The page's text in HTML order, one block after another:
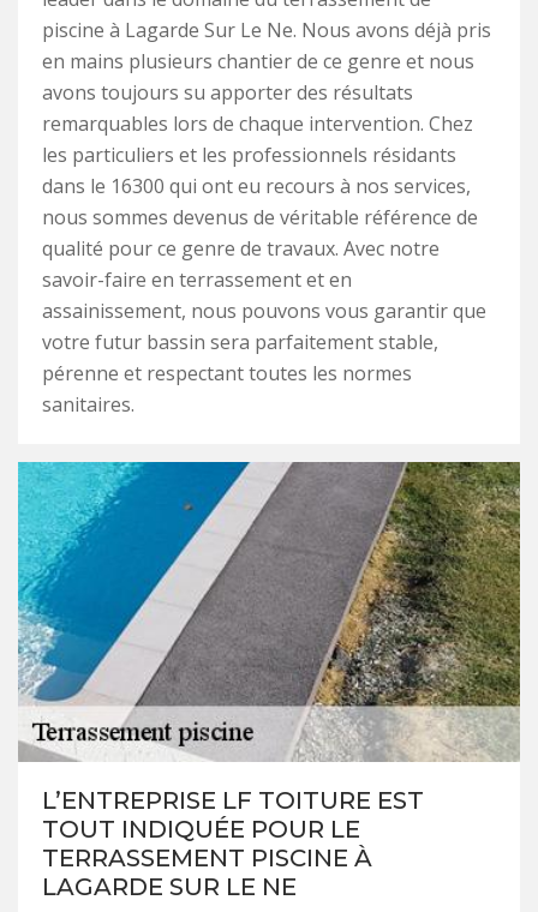
piscine à Lagarde Sur Le Ne. Nous avons déjà pris
en mains plusieurs chantier de ce genre et nous
avons toujours su apporter des résultats
remarquables lors de chaque intervention. Chez
les particuliers et les professionnels résidants
dans le 16300 qui ont eu recours à nos services,
nous sommes devenus de véritable référence de
qualité pour ce genre de travaux. Avec notre
savoir-faire en terrassement et en
assainissement, nous pouvons vous garantir que
votre futur bassin sera parfaitement stable,
pérenne et respectant toutes les normes
sanitaires.
L’ENTREPRISE LF TOITURE EST
TOUT INDIQUÉE POUR LE
TERRASSEMENT PISCINE À
LAGARDE SUR LE NE